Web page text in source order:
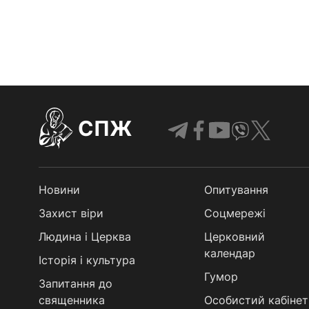
СПЖ
Новини
Захист віри
Людина і Церква
Історія і культура
Запитання до
священника
Опитування
Соцмережі
Церковний
календар
Гумор
Особистий кабінет